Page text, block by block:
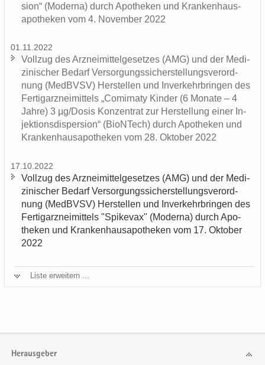
si­on“ (Mo­der­na) durch Apo­the­ken und Kran­ken­hau­s­
apo­the­ken vom 4. No­vem­ber 2022
01.11.2022
Voll­zug des Arz­nei­mit­tel­ge­set­zes (AMG) und der Me­di­
zi­ni­scher Be­darf Ver­sor­gungs­si­cher­stel­lungs­ver­ord­
nung (MedBVSV) Her­stel­len und In­ver­kehr­brin­gen des
Fer­tig­arz­nei­mit­tels „Co­mirna­ty Kin­der (6 Mo­na­te – 4
Jahre) 3 µg/Dosis Kon­zen­trat zur Her­stel­lung einer In­
jek­ti­ons­di­sper­si­on“ (BioNTech) durch Apo­the­ken und
Kran­ken­hau­s­apo­the­ken vom 28. Ok­to­ber 2022
17.10.2022
Voll­zug des Arz­nei­mit­tel­ge­set­zes (AMG) und der Me­di­
zi­ni­scher Be­darf Ver­sor­gungs­si­cher­stel­lungs­ver­ord­
nung (MedBVSV) Her­stel­len und In­ver­kehr­brin­gen des
Fer­tig­arz­nei­mit­tels "Spike­vax" (Mo­der­na) durch Apo­
the­ken und Kran­ken­hau­s­apo­the­ken vom 17. Ok­to­ber
2022
Liste er­wei­tern ...
Herausgeber